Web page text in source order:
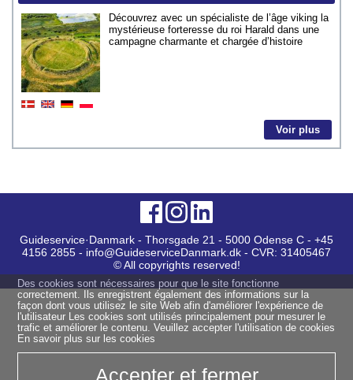
Découvrez avec un spécialiste de l’âge viking la
mystérieuse forteresse du roi Harald dans une
campagne charmante et chargée d’histoire
Voir plus
Guideservice·Danmark - Thorsgade 21 - 5000 Odense C - +45
4156 2855 - info@GuideserviceDanmark.dk - CVR: 31405467
© All copyrights reserved!
Des cookies sont nécessaires pour que le site fonctionne
correctement. Ils enregistrent également des informations sur la
façon dont vous utilisez le site Web afin d'améliorer l'expérience de
l'utilisateur Les cookies sont utilisés principalement pour mesurer le
trafic et améliorer le contenu. Veuillez accepter l'utilisation de cookies
En savoir plus sur les cookies
Accepter et fermer